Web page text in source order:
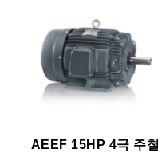
AEEF 15HP 4극 주철